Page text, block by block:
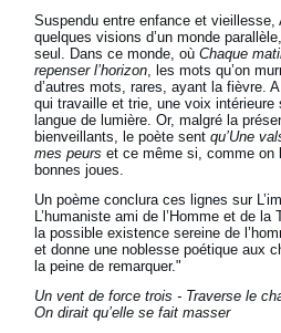
Suspendu entre enfance et vieillesse,
quelques visions d’un monde
seul. Dans ce monde, oùChaque
repenser l’horizon, les mots qu’on
d’autres mots, rares, ayant la fièvre.
qui travaille et trie, une voix intérieure
langue de lumière. Or, malgré la
bienveillants, le poète sentqu’Une
mes peurs et ce même si, comme on
bonnes joues.
Un poème conclura ces lignes sur
L’humaniste ami de l’Homme et de
la possible existence sereine de
et donne une noblesse poétique aux
la peine de remarquer."
Un vent de force trois - Traverse le
On dirait qu’elle se fait masser